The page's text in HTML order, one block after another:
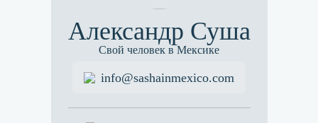
Александр Суша
Свой человек в Мексике
info@sashainmexico.com